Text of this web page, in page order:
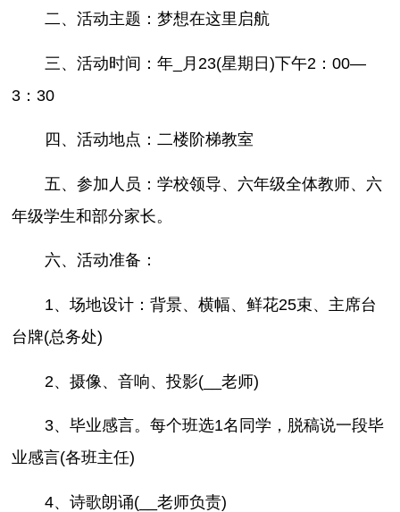
二、活动主题：梦想在这里启航
三、活动时间：年_月23(星期日)下午2：00—
3：30
四、活动地点：二楼阶梯教室
五、参加人员：学校领导、六年级全体教师、六
年级学生和部分家长。
六、活动准备：
1、场地设计：背景、横幅、鲜花25束、主席台
台牌(总务处)
2、摄像、音响、投影(__老师)
3、毕业感言。每个班选1名同学，脱稿说一段毕
业感言(各班主任)
4、诗歌朗诵(__老师负责)